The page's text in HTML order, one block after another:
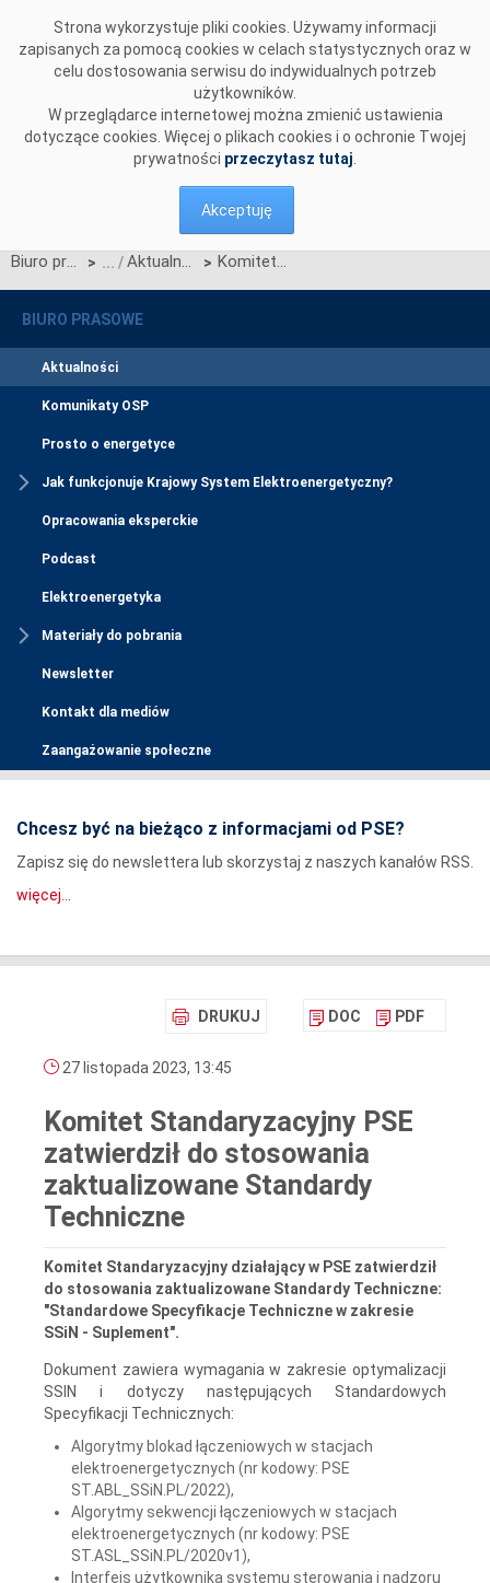
Strona wykorzystuje pliki cookies. Używamy informacji
zapisanych za pomocą cookies w celach statystycznych oraz w
celu dostosowania serwisu do indywidualnych potrzeb
użytkowników.
W przeglądarce internetowej można zmienić ustawienia
dotyczące cookies. Więcej o plikach cookies i o ochronie Twojej
prywatności przeczytasz tutaj
Akceptuję
Biuro prasowe > Aktualności > Komitet Standaryzacyjny PSE zatwierdził do stosowania zaktualizowane Standardy Techniczne
BIURO PRASOWE
Aktualności
Komunikaty OSP
Prosto o energetyce
Jak funkcjonuje Krajowy System Elektroenergetyczny?
Opracowania eksperckie
Podcast
Elektroenergetyka
Materiały do pobrania
Newsletter
Kontakt dla mediów
Zaangażowanie społeczne
Chcesz być na bieżąco z informacjami od PSE?
Zapisz się do newslettera lub skorzystaj z naszych kanałów RSS.
więcej...
DRUKUJ DOC PDF
27 listopada 2023, 13:45
Komitet Standaryzacyjny PSE
zatwierdził do stosowania
zaktualizowane Standardy
Techniczne
Komitet Standaryzacyjny działający w PSE zatwierdził
do stosowania zaktualizowane Standardy Techniczne:
"Standardowe Specyfikacje Techniczne w zakresie
SSiN - Suplement".
Dokument zawiera wymagania w zakresie optymalizacji
SSIN i dotyczy następujących Standardowych
Specyfikacji Technicznych:
Algorytmy blokad łączeniowych w stacjach
elektroenergetycznych (nr kodowy: PSE
ST.ABL_SSiN.PL/2022),
Algorytmy sekwencji łączeniowych w stacjach
elektroenergetycznych (nr kodowy: PSE
ST.ASL_SSiN.PL/2020v1),
Interfejs użytkownika systemu sterowania i nadzoru